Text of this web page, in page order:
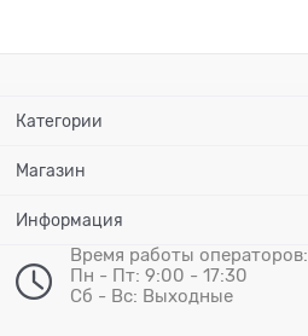
Категории
Магазин
Информация
Время работы операторов:
Пн - Пт: 9:00 - 17:30
Сб - Вс: Выходные